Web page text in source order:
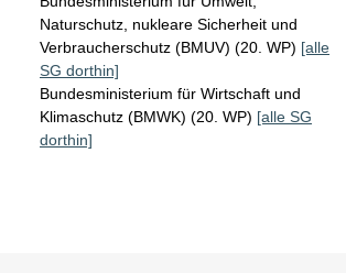
Naturschutz, nukleare Sicherheit und
Verbraucherschutz (BMUV) (20. WP) [alle
SG dorthin]
Bundesministerium für Wirtschaft und
Klimaschutz (BMWK) (20. WP) [alle SG
dorthin]